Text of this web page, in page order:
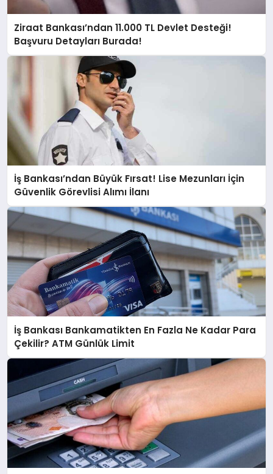
Ziraat Bankası’ndan 11.000 TL Devlet Desteği!
Başvuru Detayları Burada!
İş Bankası’ndan Büyük Fırsat! Lise Mezunları İçin
Güvenlik Görevlisi Alımı İlanı
İş Bankası Bankamatikten En Fazla Ne Kadar Para
Çekilir? ATM Günlük Limit